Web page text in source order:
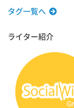
タグ一覧へ
ライター紹介